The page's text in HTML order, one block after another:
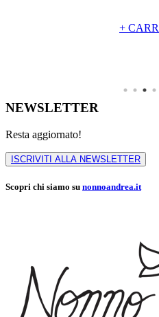
+
NEWSLETTER
Resta aggiornato!
ISCRIVITI ALLA NEWSLETTER
Scopri chi siamo su nonnoandrea.it